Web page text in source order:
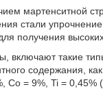
мартенситной
стали
получения
включают такие
содержания, как
= 9%, Ti = 0,45%